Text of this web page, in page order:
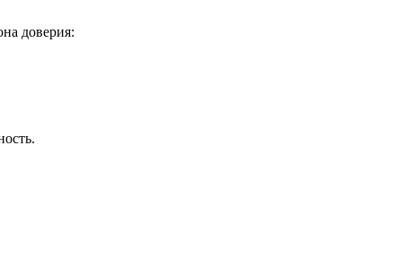
доверия: